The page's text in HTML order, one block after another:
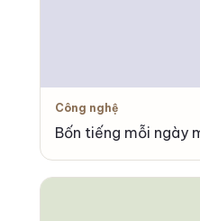
Công nghệ
Bốn tiếng mỗi ngày